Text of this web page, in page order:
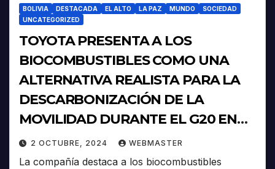
BOLIVIA DESTACADA EL ALTO LA PAZ MUNDO
SOCIEDAD
UNCATEGORIZED
TOYOTA PRESENTA A LOS
BIOCOMBUSTIBLES COMO UNA
ALTERNATIVA REALISTA PARA LA
DESCARBONIZACIÓN DE LA
MOVILIDAD DURANTE EL G20 EN
FOZ DO IGUAÇU
2 OCTUBRE, 2024 WEBMASTER
La compañía destaca a los biocombustibles